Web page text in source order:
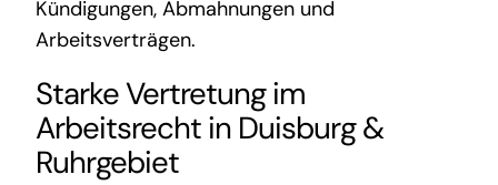
Kündigungen, Abmahnungen und
Arbeitsverträgen.
Starke Vertretung im
Arbeitsrecht in Duisburg &
Ruhrgebiet